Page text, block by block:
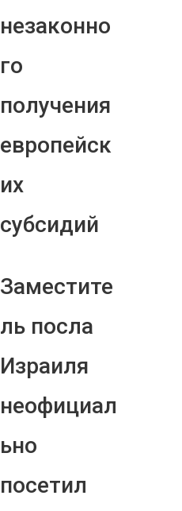
незаконно
го
получения
европейск
их
субсидий
Заместите
ль посла
Израиля
неофициал
ьно
посетил